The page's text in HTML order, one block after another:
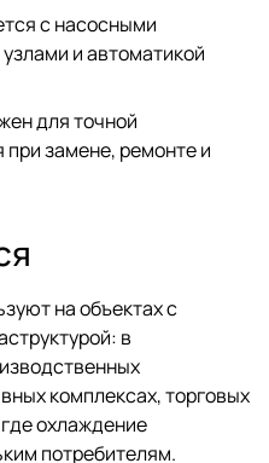
с насосными
и автоматикой
для точной
замене, ремонте и
на объектах с
в
комплексах, торговых
охлаждение
потребителям.